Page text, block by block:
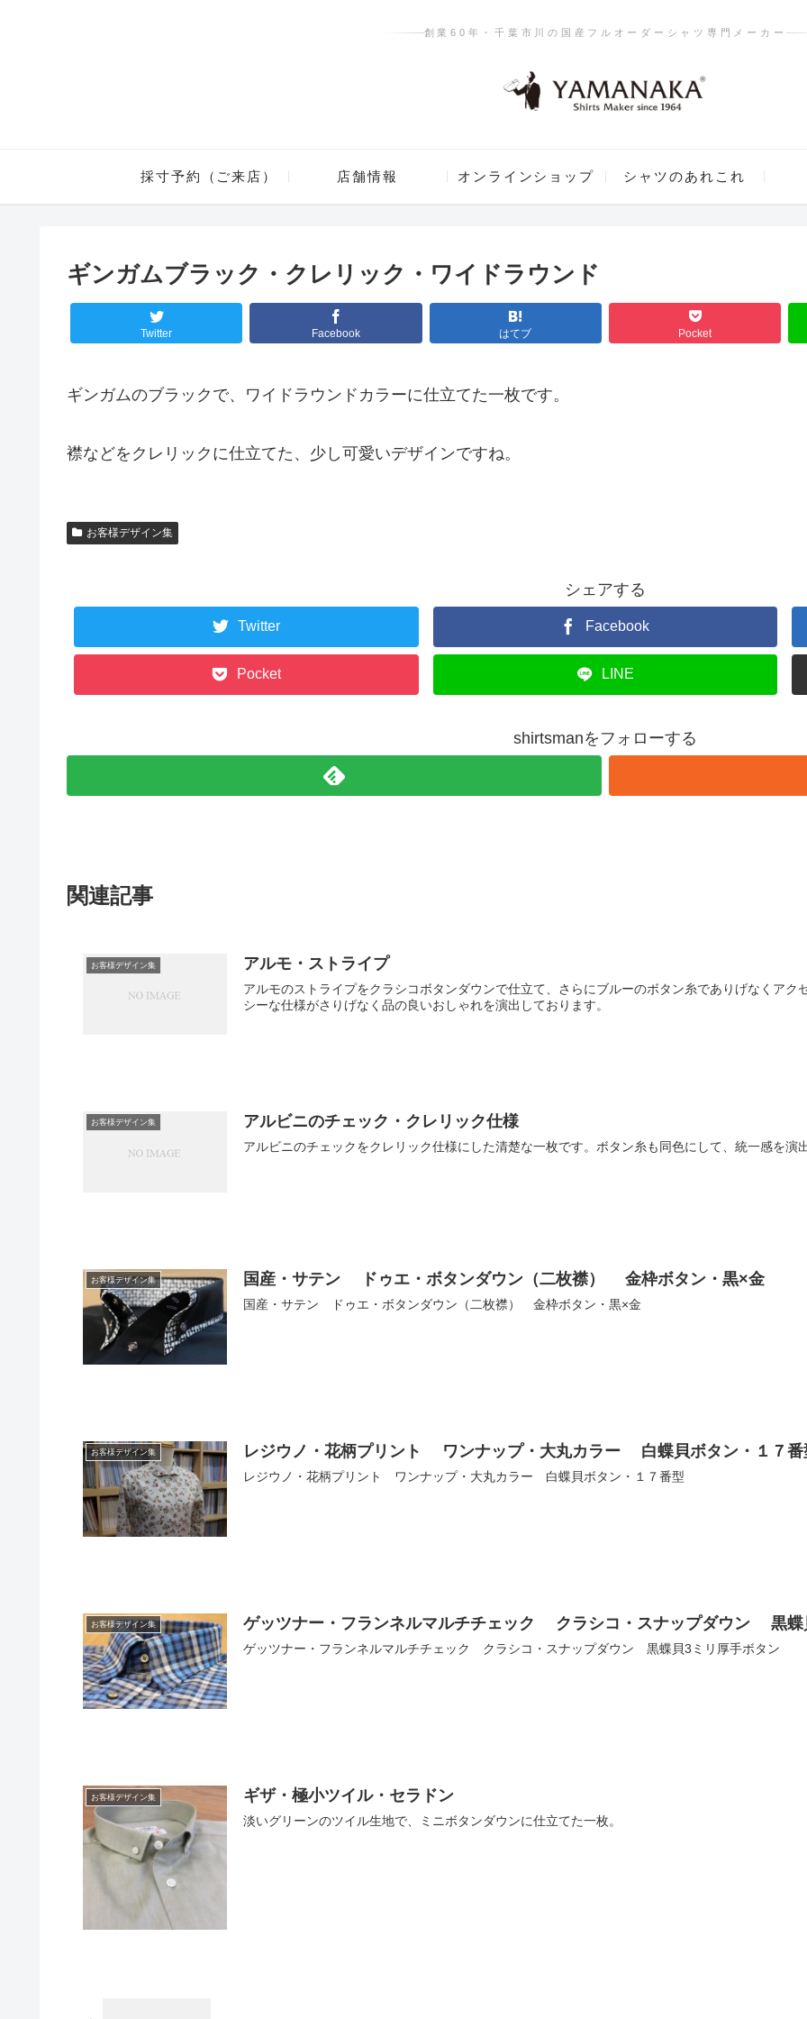
創業60年・千葉市川の国産フルオーダーシャツ専門メーカー
採寸予約（ご来店） 店舗情報 オンラインショップ シャツのあれこれ
ギンガムブラック・クレリック・ワイドラウンド
Twitter Facebook はてブ Pocket
ギンガムのブラックで、ワイドラウンドカラーに仕立てた一枚です。
襟などをクレリックに仕立てた、少し可愛いデザインですね。
お客様デザイン集
シェアする
Twitter Facebook
Pocket LINE
shirtsmanをフォローする
関連記事
お客様デザイン集 アルモ・ストライプ
アルモのストライプをクラシコボタンダウンで仕立て、さらにブルーのボタン糸でありげなくア
シーな仕様がさりげなく品の良いおしゃれを演出しております。
お客様デザイン集 アルビニのチェック・クレリック仕様
アルビニのチェックをクレリック仕様にした清楚な一枚です。ボタン糸も同色にして、統一感を演
お客様デザイン集 国産・サテン ドゥエ・ボタンダウン（二枚襟） 金枠ボタン・黒×金
国産・サテン ドゥエ・ボタンダウン（二枚襟） 金枠ボタン・黒×金
お客様デザイン集 レジウノ・花柄プリント ワンナップ・大丸カラー 白蝶貝ボタン・１７番
レジウノ・花柄プリント ワンナップ・大丸カラー 白蝶貝ボタン・１７番型
お客様デザイン集 ゲッツナー・フランネルマルチチェック クラシコ・スナップダウン 黒蝶
ゲッツナー・フランネルマルチチェック クラシコ・スナップダウン 黒蝶貝3ミリ厚手ボタン
お客様デザイン集 ギザ・極小ツイル・セラドン
淡いグリーンのツイル生地で、ミニボタンダウンに仕立てた一枚。